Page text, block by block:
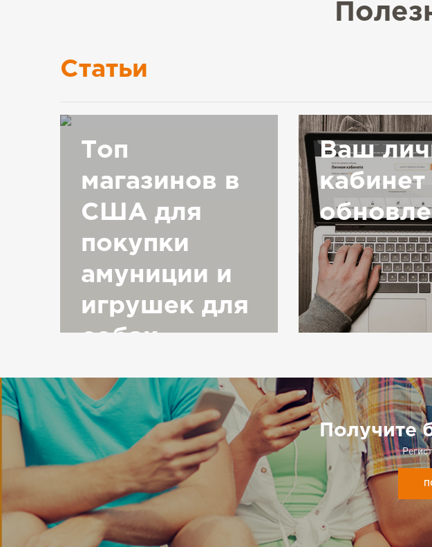
Статьи
Топ
магазинов в
США для
покупки
амуниции и
игрушек для
собак
Ваш
кабинет
Получите